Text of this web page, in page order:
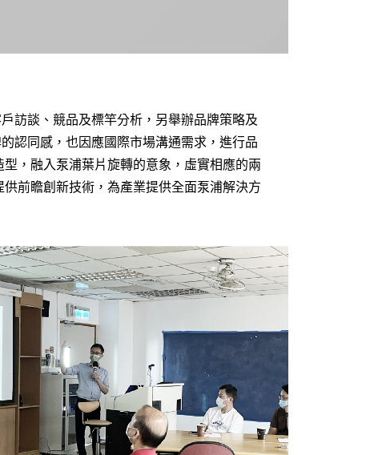
訪談、競品及標竿分析，另舉辦品牌策略及
認同感，也因應國際市場溝通需求，進行品
，融入泵浦葉片旋轉的意象，虛實相應的兩
前瞻創新技術，為產業提供全面泵浦解決方